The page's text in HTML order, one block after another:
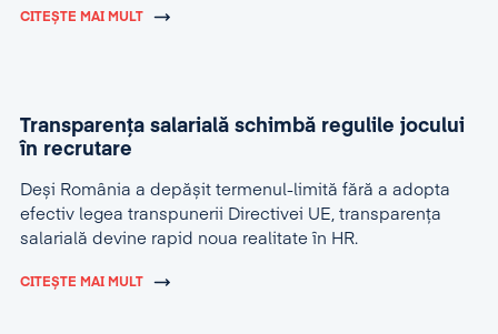
CITEȘTE MAI MULT
Transparența salarială schimbă regulile jocului
în recrutare
Deși România a depășit termenul-limită fără a adopta
efectiv legea transpunerii Directivei UE, transparența
salarială devine rapid noua realitate în HR.
CITEȘTE MAI MULT